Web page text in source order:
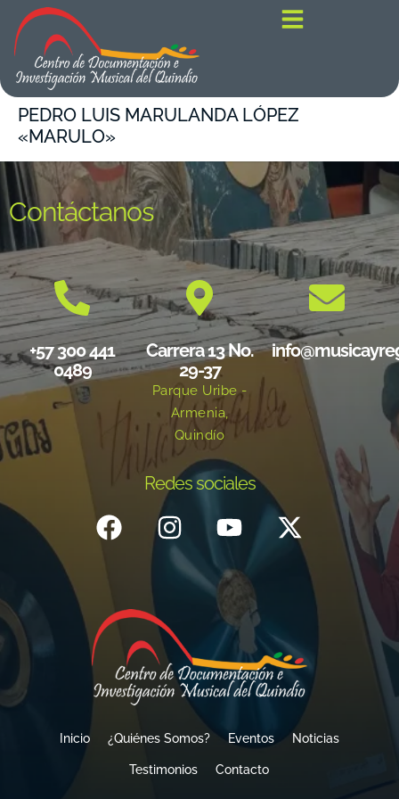
contenido
PEDRO LUIS MARULANDA LÓPEZ
«MARULO»
Contáctanos
+57 300 441
0489
Carrera 13 No.
29-37
Parque Uribe -
Armenia,
Quindío
Redes sociales
Inicio ¿Quiénes Somos? Eventos Noticias
Testimonios Contacto